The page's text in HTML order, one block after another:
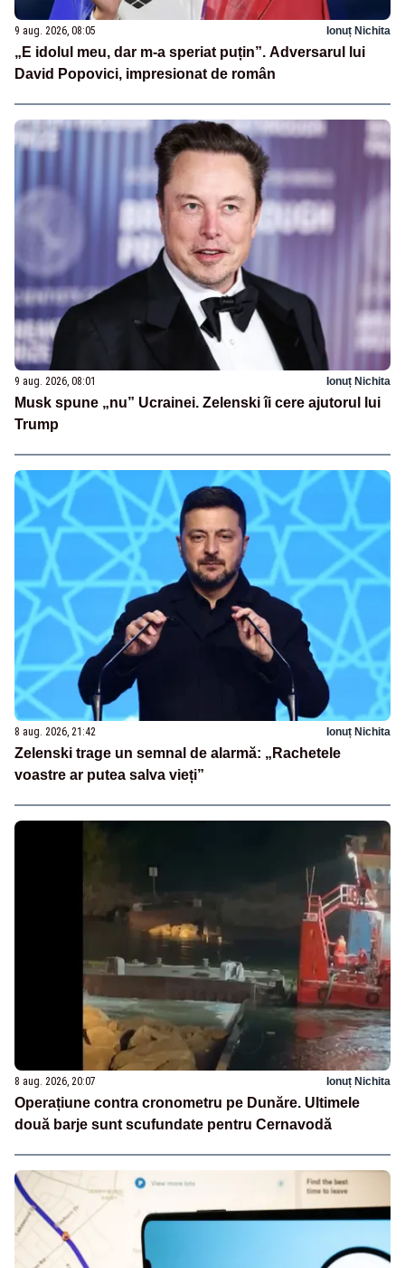
9 aug. 2026, 08:05 Ionuț Nichita
„E idolul meu, dar m-a speriat puțin”. Adversarul lui
David Popovici, impresionat de român
9 aug. 2026, 08:01 Ionuț Nichita
Musk spune „nu” Ucrainei. Zelenski îi cere ajutorul lui
Trump
8 aug. 2026, 21:42 Ionuț Nichita
Zelenski trage un semnal de alarmă: „Rachetele
voastre ar putea salva vieți”
8 aug. 2026, 20:07 Ionuț Nichita
Operațiune contra cronometru pe Dunăre. Ultimele
două barje sunt scufundate pentru Cernavodă